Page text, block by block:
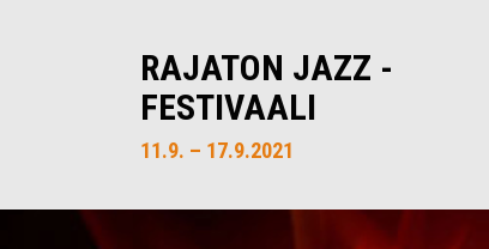
RAJATON JAZZ -
FESTIVAALI
11.9. – 17.9.2021